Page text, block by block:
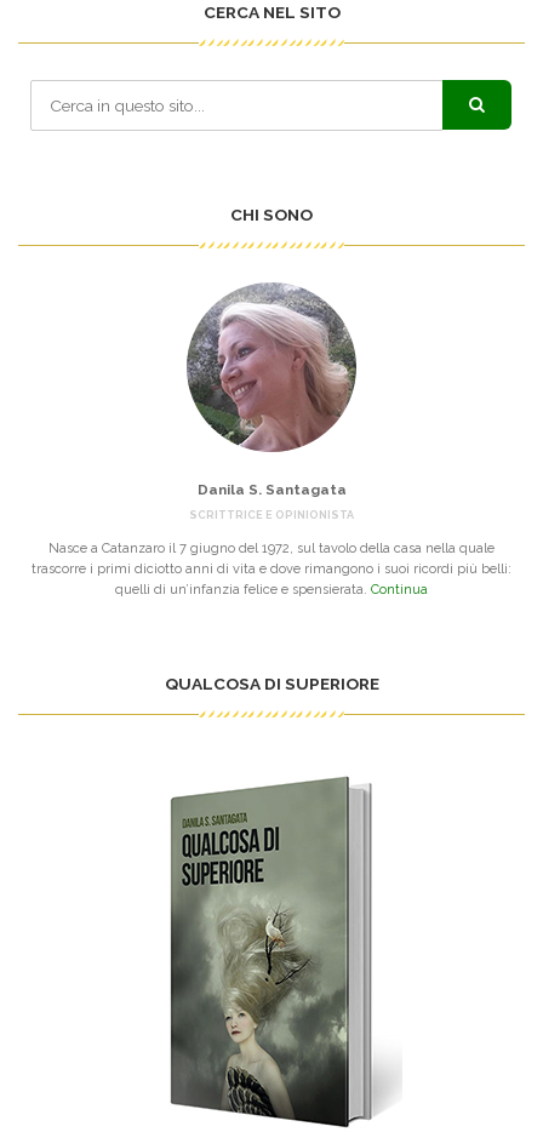
CERCA NEL SITO
CHI SONO
Danila S. Santagata
SCRITTRICE E OPINIONISTA
Nasce a Catanzaro il 7 giugno del 1972, sul tavolo della casa nella quale
trascorre i primi diciotto anni di vita e dove rimangono i suoi ricordi più belli:
quelli di un’infanzia felice e spensierata. Continua
QUALCOSA DI SUPERIORE